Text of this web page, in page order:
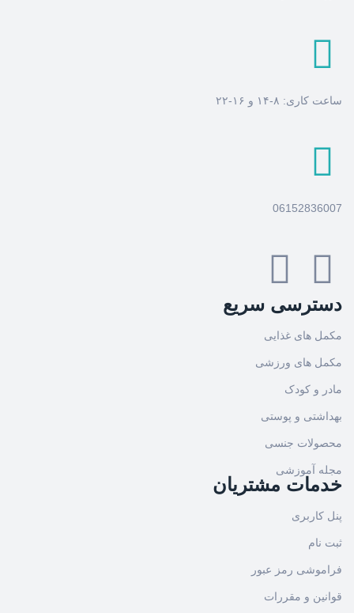
ساعت کاری: ۸-۱۴ و ۱۶-۲۲
06152836007
دسترسی سریع
مکمل های غذایی
مکمل های ورزشی
مادر و کودک
بهداشتی و پوستی
محصولات جنسی
مجله آموزشی
خدمات مشتریان
پنل کاربری
ثبت نام
فراموشی رمز عبور
قوانین و مقررات